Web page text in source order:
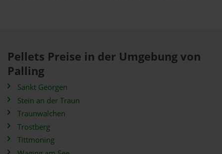
Pellets Preise in der Umgebung von
Palling
Sankt Georgen
Stein an der Traun
Traunwalchen
Trostberg
Tittmoning